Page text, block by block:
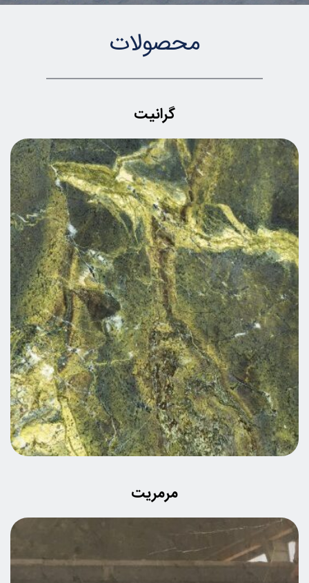
محصولات
گرانیت
مرمریت